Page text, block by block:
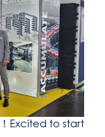
Excited to start